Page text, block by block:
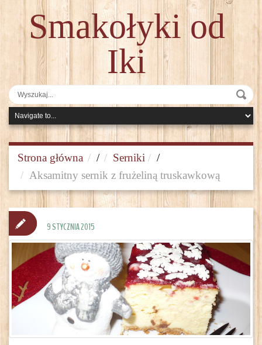
Smakołyki od
Iki
Strona główna / Serniki
/
Aksamitny sernik z frużeliną truskawkową
9 STYCZNIA 2015